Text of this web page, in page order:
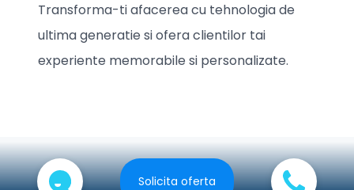
Solicita oferta
Transforma-ti afacerea cu tehnologia de
ultima generatie si ofera clientilor tai
experiente memorabile si personalizate.